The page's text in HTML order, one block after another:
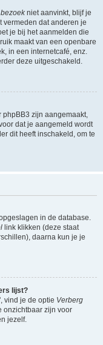
niet aanvinkt, blijf je
vermeden dat anderen je
je bij het aanmelden die
maakt van een openbare
in een internetcafé, enz.
deze uitgeschakeld.
phpBB3 zijn aangemaakt,
dat je aangemeld wordt
dit heeft inschakeld, om te
in de database.
link klikken (deze staat
daarna kun je je
lijst?
vind je de optie Verberg
onzichtbaar zijn voor
jezelf.